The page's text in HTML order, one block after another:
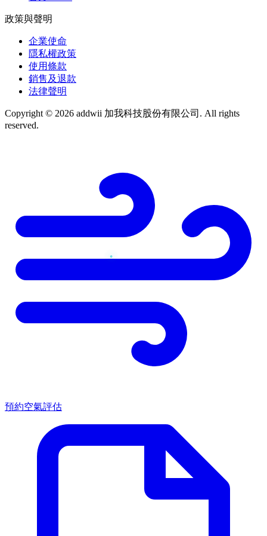
政策與聲明
企業使命
隱私權政策
使用條款
銷售及退款
法律聲明
Copyright © 2026 addwii 加我科技股份有限公司. All rights
reserved.
預約空氣評估